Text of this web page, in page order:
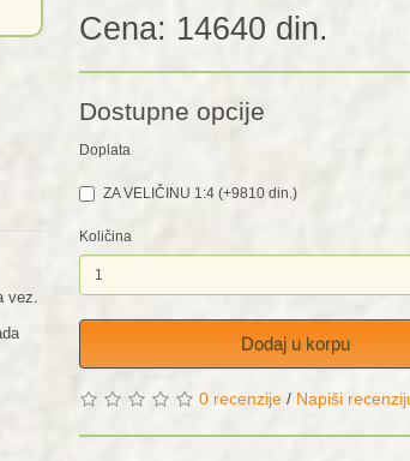
vez.
Cena: 14640 din.
Dostupne opcije
Doplata
ZA VELIČINU 1:4 (+9810 din.)
Količina
Dodaj u korpu
0 recenzije / Napiši